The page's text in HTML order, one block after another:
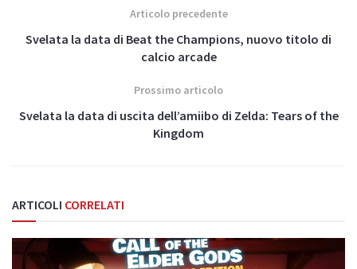
Articolo precedente
Svelata la data di Beat the Champions, nuovo titolo di
calcio arcade
Prossimo articolo
Svelata la data di uscita dell’amiibo di Zelda: Tears of the
Kingdom
ARTICOLI CORRELATI